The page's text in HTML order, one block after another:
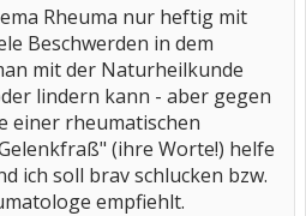
Rheuma nur heftig mit
Beschwerden in dem
mit der Naturheilkunde
lindern kann - aber gegen
einer rheumatischen
(ihre Worte!) helfe
ich soll brav schlucken bzw.
empfiehlt.